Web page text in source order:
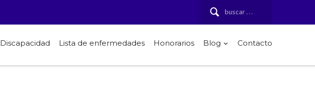
Buscar:
Discapacidad Lista de enfermedades Honorarios Blog Contacto